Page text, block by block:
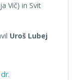
Vič) in Svit
Uroš Lubej